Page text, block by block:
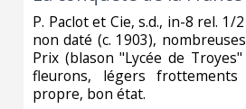
‎P. Paclot et Cie, s.d., in-8 rel. 1/
non daté (c. 1903),
Prix (blason "Lycée de
fleurons, légers
propre, bon état. ‎